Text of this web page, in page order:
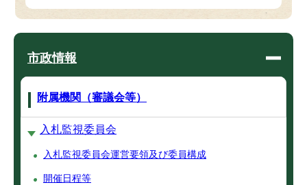
市政情報
附属機関（審議会等）
入札監視委員会
入札監視委員会運営要領及び委員構成
開催日程等